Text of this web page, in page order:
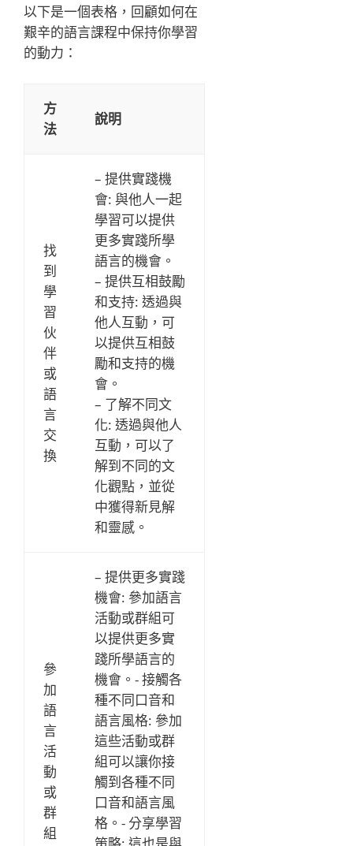
以下是一個表格，回顧如何在
艱辛的語言課程中保持你學習
的動力：
方
法
說明
找
到
學
習
伙
伴
或
語
言
交
換
– 提供實踐機
會: 與他人一起
學習可以提供
更多實踐所學
語言的機會。
– 提供互相鼓勵
和支持: 透過與
他人互動，可
以提供互相鼓
勵和支持的機
會。
– 了解不同文
化: 透過與他人
互動，可以了
解到不同的文
化觀點，並從
中獲得新見解
和靈感。
參
加
語
言
活
動
或
群
組
– 提供更多實踐
機會: 參加語言
活動或群組可
以提供更多實
踐所學語言的
機會。- 接觸各
種不同口音和
語言風格: 參加
這些活動或群
組可以讓你接
觸到各種不同
口音和語言風
格。- 分享學習